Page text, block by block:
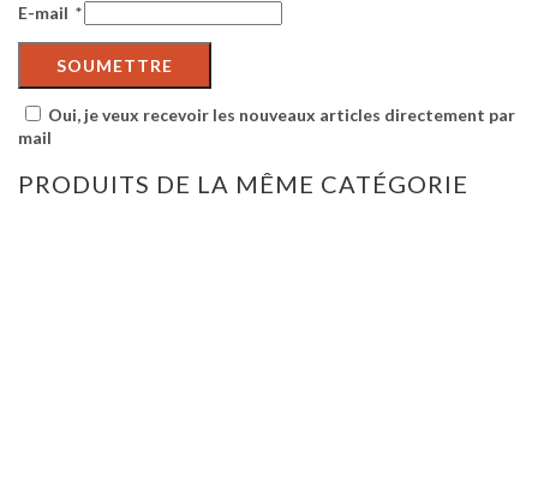
E-mail *
Oui, je veux recevoir les nouveaux articles directement par
mail
PRODUITS DE LA MÊME CATÉGORIE